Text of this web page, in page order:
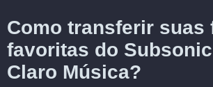
Como transferir suas
favoritas do
Claro Música?